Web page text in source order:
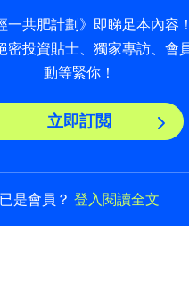
一共肥計劃》即睇足本內容
密投資貼士、獨家專訪、會
動等緊你！
立即訂閲
已是會員？ 登入閱讀全文